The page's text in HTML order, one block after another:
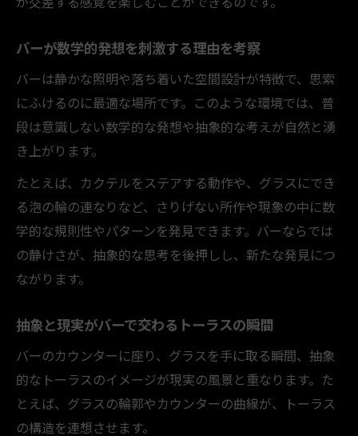
バーが数学的発想を刺激する理由を考察
バーは静かな照明や落ち着いた空間設計が特徴で、思索
にふけるのに最適な場所です。このような環境では、普
段は意識しない数学的な発想や抽象的な考えが自然と湧
き上がります。
たとえば、カクテルをステアする動作や、グラスにでき
る泡の輪の連なりなど、さりげない所作や現象の中に数
学的な規則性やパターンを発見できます。バーならでは
の静けさが、抽象的な思考を後押しし、新たな発見につ
ながります。
抽象と現実がバーで交わるトーラスの瞬間
バーのカウンターに座り、グラスを手に取る瞬間、抽象
的なトーラスのイメージが現実の風景と重なります。た
とえば、グラスの輪郭やカウンターの曲線が、トーラス
の構造を連想させます。